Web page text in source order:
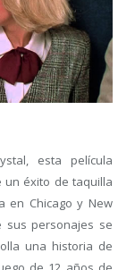
esta película
un éxito de taquilla
en Chicago y New
sus personajes se
una historia de